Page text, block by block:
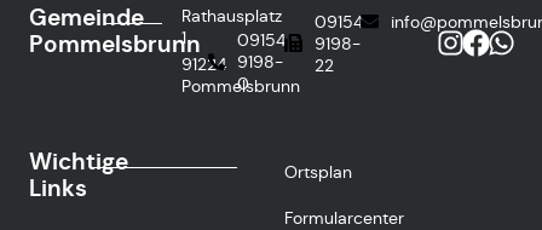
Gemeinde
Pommelsbrunn
Rathausplatz
1
91224
Pommelsbrunn
09154
9198-
0
09154
9198-
22
Wichtige
Links
Ortsplan
Formularcenter